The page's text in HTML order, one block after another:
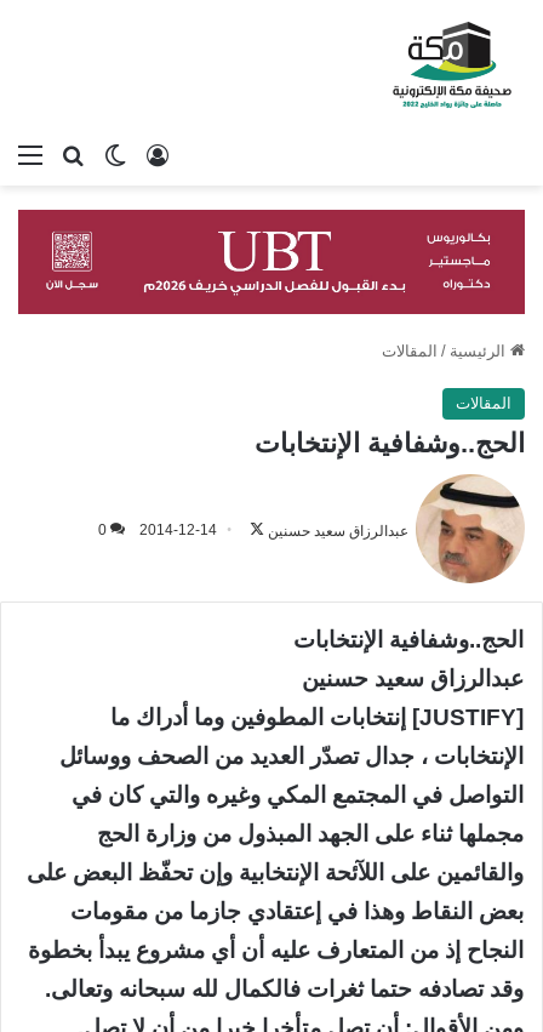
بحثالوضع
تسجيل الدخول
الرئيسية / المقالات
المقالات
الحج..وشفافية الإنتخابات
عبدالرزاق سعيد حسنين
على
2014-12-14
0
الحج..وشفافية الإنتخابات
عبدالرزاق سعيد حسنين
[JUSTIFY] إنتخابات المطوفين وما أدراك ما
الإنتخابات ، جدال تصدّر العديد من الصحف ووسائل
التواصل في المجتمع المكي وغيره والتي كان في
مجملها ثناء علی الجهد المبذول من وزارة الحج
والقائمين علی اللآئحة الإنتخابية وإن تحفّظ البعض علی
بعض النقاط وهذا في إعتقادي جازما من مقومات
النجاح إذ من المتعارف عليه أن أي مشروع يبدأ بخطوة
وقد تصادفه حتما ثغرات فالكمال لله سبحانه وتعالی.